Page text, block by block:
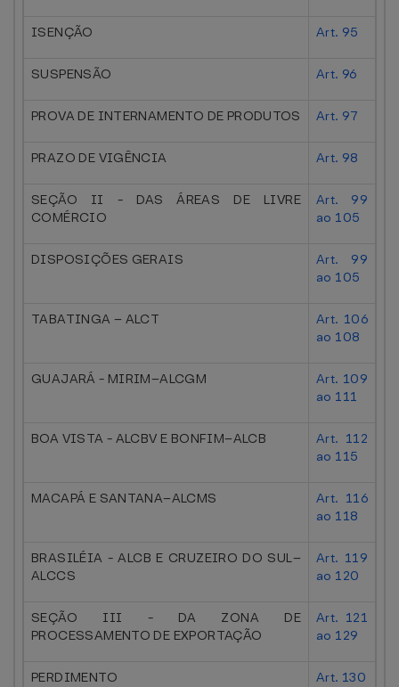
ISENÇÃO Art. 95
SUSPENSÃO Art. 96
PROVA DE INTERNAMENTO DE PRODUTOS Art. 97
PRAZO DE VIGÊNCIA Art. 98
SEÇÃO II - DAS ÁREAS DE LIVRE
COMÉRCIO
Art. 99
ao 105
DISPOSIÇÕES GERAIS
Art. 99
ao 105
TABATINGA – ALCT
Art. 106
ao 108
GUAJARÁ - MIRIM–ALCGM
Art. 109
ao 111
BOA VISTA - ALCBV E BONFIM–ALCB
Art. 112
ao 115
MACAPÁ E SANTANA–ALCMS
Art. 116
ao 118
BRASILÉIA - ALCB E CRUZEIRO DO SUL–
ALCCS
Art. 119
ao 120
SEÇÃO III - DA ZONA DE
PROCESSAMENTO DE EXPORTAÇÃO
Art. 121
ao 129
PERDIMENTO Art. 130